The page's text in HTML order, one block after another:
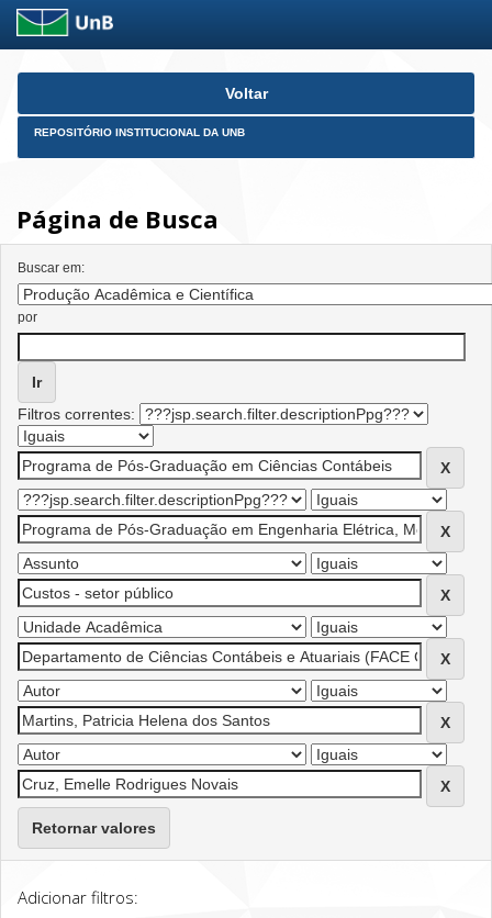
Skip
Voltar
REPOSITÓRIO INSTITUCIONAL DA UNB
Página de Busca
Buscar em:
por
Filtros correntes:
Retornar valores
Adicionar filtros: